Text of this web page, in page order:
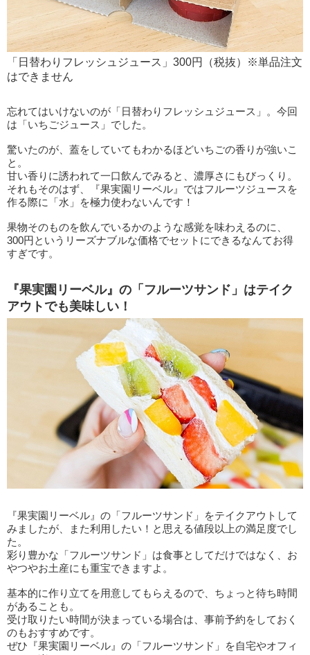
「日替わりフレッシュジュース」300円（税抜）※単品注文
はできません
忘れてはいけないのが「日替わりフレッシュジュース」。今回
は「いちごジュース」でした。
驚いたのが、蓋をしていてもわかるほどいちごの香りが強いこ
と。
甘い香りに誘われて一口飲んでみると、濃厚さにもびっくり。
それもそのはず、『果実園リーベル』ではフルーツジュースを
作る際に「水」を極力使わないんです！
果物そのものを飲んでいるかのような感覚を味わえるのに、
300円というリーズナブルな価格でセットにできるなんてお得
すぎです。
『果実園リーベル』の「フルーツサンド」はテイク
アウトでも美味しい！
『果実園リーベル』の「フルーツサンド」をテイクアウトして
みましたが、また利用したい！と思える値段以上の満足度でし
た。
彩り豊かな「フルーツサンド」は食事としてだけではなく、お
やつやお土産にも重宝できますよ。
基本的に作り立てを用意してもらえるので、ちょっと待ち時間
があることも。
受け取りたい時間が決まっている場合は、事前予約をしておく
のもおすすめです。
ぜひ『果実園リーベル』の「フルーツサンド」を自宅やオフィ